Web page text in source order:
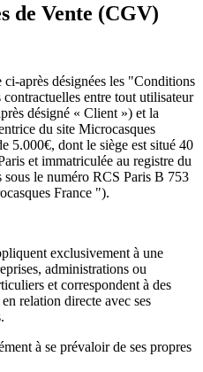
de Vente (CGV)
après désignées les "Conditions
entre tout utilisateur
désigné « Client ») et la
du site Microcasques
5.000€, dont le siège est situé 40
et immatriculée au registre du
sous le numéro RCS Paris B 753
France ").
exclusivement à une
administrations ou
et correspondent à des
relation directe avec ses
à se prévaloir de ses propres